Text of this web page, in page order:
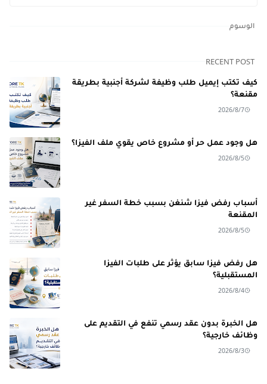
الوسوم
RECENT POST
كيف تكتب إيميل طلب وظيفة لشركة أجنبية بطريقة
مقنعة؟
2026/8/7
هل وجود عمل حر أو مشروع خاص يقوي ملف الفيزا؟
2026/8/5
أسباب رفض فيزا شنغن بسبب خطة السفر غير
المقنعة
2026/8/5
هل رفض فيزا سابق يؤثر على طلبات الفيزا
المستقبلية؟
2026/8/4
هل الخبرة بدون عقد رسمي تنفع في التقديم على
وظائف خارجية؟
2026/8/3